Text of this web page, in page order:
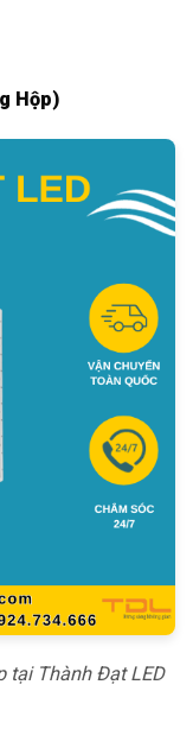
Hộp)
tại Thành Đạt LED